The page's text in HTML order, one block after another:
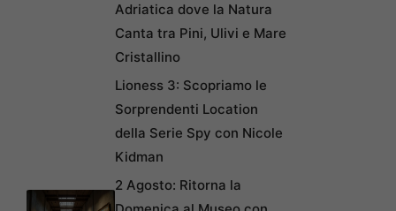
Adriatica dove la Natura
Canta tra Pini, Ulivi e Mare
Cristallino
Lioness 3: Scopriamo le
Sorprendenti Location
della Serie Spy con Nicole
Kidman
2 Agosto: Ritorna la